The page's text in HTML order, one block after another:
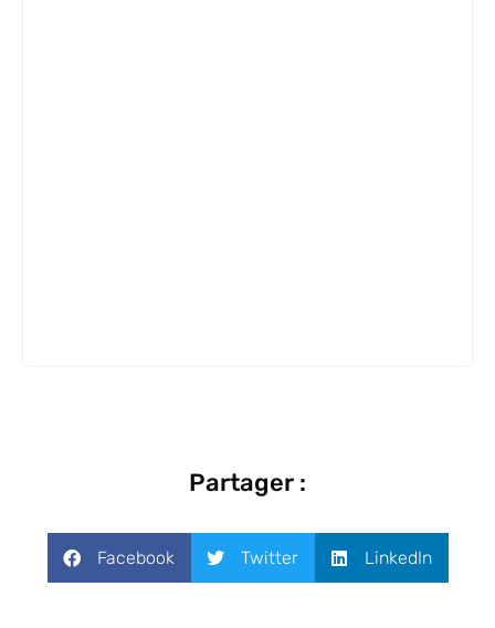
Partager :
Facebook Twitter LinkedIn